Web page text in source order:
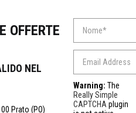
OFFERTE
NEL
Prato (PO)
Warning: The
Really Simple
CAPTCHA plugin